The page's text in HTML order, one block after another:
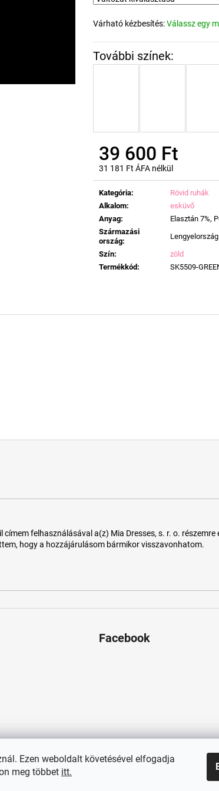
Ezen weboldalt követésével elfogadja
meg többet itt.
Várható kézbesítés:Válassz egy
39 600 Ft
31 181 Ft ÁFA nélkül
Egységár:
Kategória:
Rövid ruhák
Alkalom:
esküvő
Anyag:
Elasztán 7%,
Származási
ország:
Lengyelország
Szín:
zöld
Termékkód: SK5509-
felhasználásával a(z) Mia Dresses, s. r. o.
hogy a hozzájárulásom bármikor visszavonhatom.
Facebook